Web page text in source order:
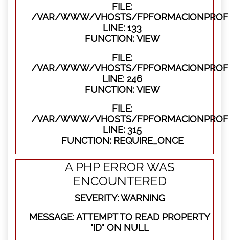
FILE:
/VAR/WWW/VHOSTS/
LINE: 133
FUNCTION: VIEW
FILE:
/VAR/WWW/VHOSTS/
LINE: 246
FUNCTION: VIEW
FILE:
/VAR/WWW/VHOSTS/
LINE: 315
FUNCTION: REQUIRE_ONCE
A PHP ERROR WAS
ENCOUNTERED
SEVERITY: WARNING
MESSAGE: ATTEMPT TO READ PROPERTY
"ID" ON NULL